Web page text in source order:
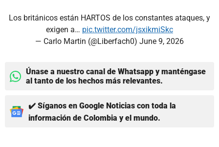
Los británicos están HARTOS de los constantes ataques, y
exigen a… pic.twitter.com/jsxikmiSkc
— Carlo Martin (@Liberfach0) June 9, 2026
Únase a nuestro canal de Whatsapp y manténgase
al tanto de los hechos más relevantes.
✔️ Síganos en Google Noticias con toda la
información de Colombia y el mundo.